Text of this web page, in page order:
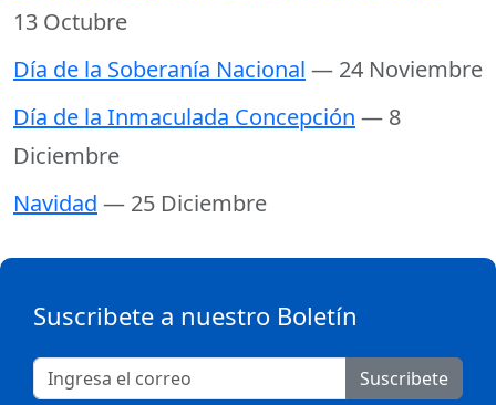
13 Octubre
Día de la Soberanía Nacional — 24 Noviembre
Día de la Inmaculada Concepción — 8
Diciembre
Navidad — 25 Diciembre
Suscribete a nuestro Boletín
Suscribete